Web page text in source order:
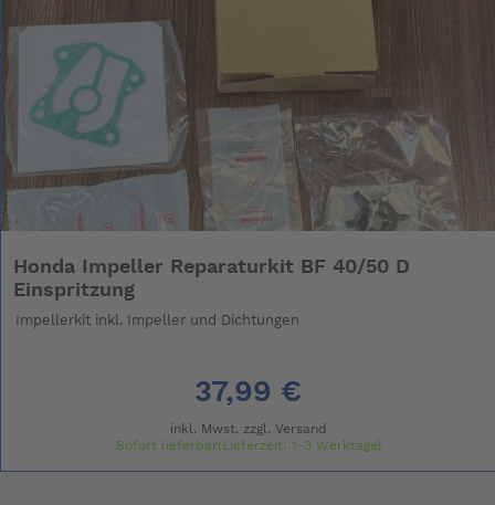
Honda Impeller Reparaturkit BF 40/50 D
Einspritzung
Impellerkit inkl. Impeller und Dichtungen
37,99 €
inkl. Mwst. zzgl. Versand
Sofort lieferbar(Lieferzeit: 1-3 Werktage)